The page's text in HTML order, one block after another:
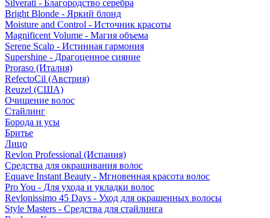
Silverati - Благородство серебра
Bright Blonde - Яркий блонд
Moisture and Control - Источник красоты
Magnificent Volume - Магия объема
Serene Scalp - Истинная гармония
Supershine - Драгоценное сияние
Proraso (Италия)
RefectoCil (Австрия)
Reuzel (США)
Очищение волос
Стайлинг
Борода и усы
Бритье
Лицо
Revlon Professional (Испания)
Средства для окрашивания волос
Equave Instant Beauty - Мгновенная красота волос
Pro You - Для ухода и укладки волос
Revlonissimo 45 Days - Уход для окрашенных волосы
Style Masters - Средства для стайлинга